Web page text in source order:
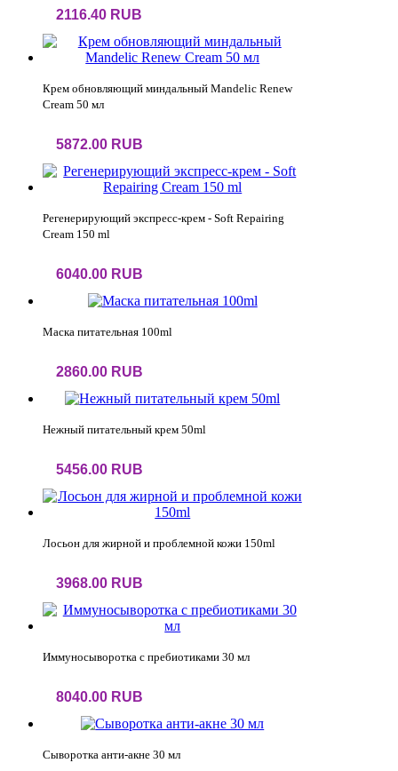
2116.40 RUB
Крем обновляющий миндальный Mandelic Renew
Cream 50 мл
5872.00 RUB
Регенерирующий экспресс-крем - Soft Repairing
Cream 150 ml
6040.00 RUB
Маска питательная 100ml
2860.00 RUB
Нежный питательный крем 50ml
5456.00 RUB
Лосьон для жирной и проблемной кожи 150ml
3968.00 RUB
Иммуносыворотка с пребиотиками 30 мл
8040.00 RUB
Сыворотка анти-акне 30 мл